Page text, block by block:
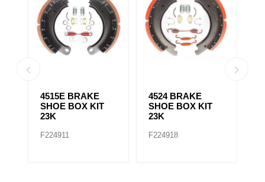
4715Q BRAKE
SHOE BOX KIT
23K
F224921
4725 BRAKE
SHOE BOX KIT
23K
F224925